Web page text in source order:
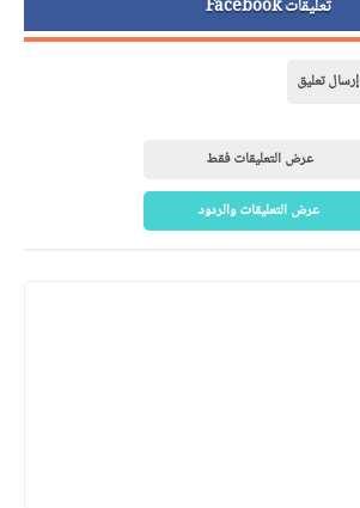
تعليقات Facebook
إرسال تعليق
عرض التعليقات فقط
عرض التعليقات والردود